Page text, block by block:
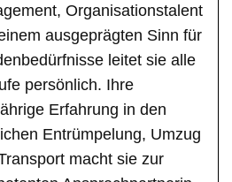
Organisationstalent
ausgeprägten Sinn für
leitet sie alle
persönlich. Ihre
Erfahrung in den
Entrümpelung, Umzug
macht sie zur